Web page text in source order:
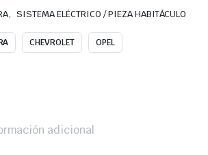
, SISTEMA ELÉCTRICO / PIEZA HABITÁCULO
CHEVROLET OPEL
adicional